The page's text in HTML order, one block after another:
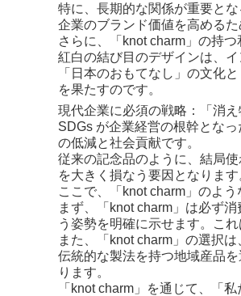
特に、長期的な関係が重要と
企業のブランド価値を高める
さらに、「knot charm」の持
紅白の結び目のデザインは、
「日本のおもてなし」の文化
を果たすのです。
現代企業に必須の戦略：「消
SDGs が企業経営の根幹とな
の低減と社会貢献です。
従来の記念品のように、結局
を大きく損なう要因となります
ここで、「knot charm」のよ
まず、「knot charm」は必ず
う姿勢を明確に示せます。こ
また、「knot charm」の選択
伝統的な製法を持つ地域産品
ります。
「knot charm」を通じて、「